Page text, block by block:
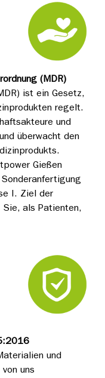
(MDR)
ist ein Gesetz,
regelt.
und
überwacht den
Gießen
I. Ziel der
Sie, als Patienten,
und
uns